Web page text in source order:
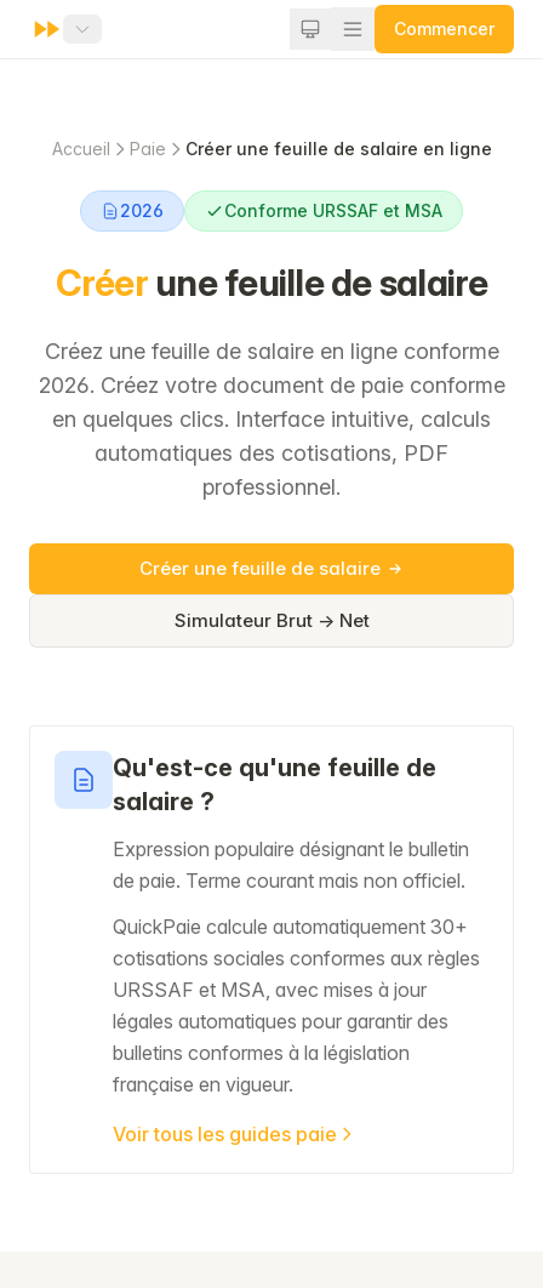
Commencer
Accueil Paie Créer une feuille de salaire en ligne
2026 Conforme URSSAF et MSA
Créerune feuille de salaire
Créez une feuille de salaire en ligne conforme
2026. Créez votre document de paie conforme
en quelques clics. Interface intuitive, calculs
automatiques des cotisations, PDF
professionnel.
Créer une feuille de salaire
Simulateur Brut → Net
Qu'est-ce qu'une feuille de
salaire ?
Expression populaire désignant le bulletin
de paie. Terme courant mais non officiel.
QuickPaie calcule automatiquement 30+
cotisations sociales conformes aux règles
URSSAF et MSA, avec mises à jour
légales automatiques pour garantir des
bulletins conformes à la législation
française en vigueur.
Voir tous les guides paie